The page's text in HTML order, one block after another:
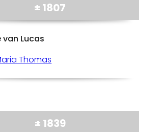
± 1807
Lucas
Thomas
± 1839